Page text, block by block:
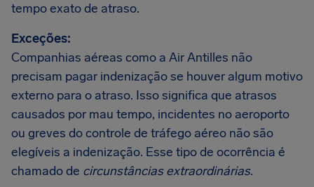
tempo exato de atraso.
Exceções:
Companhias aéreas como a Air Antilles não
precisam pagar indenização se houver algum motivo
externo para o atraso. Isso significa que atrasos
causados por mau tempo, incidentes no aeroporto
ou greves do controle de tráfego aéreo não são
elegíveis a indenização. Esse tipo de ocorrência é
chamado de circunstâncias extraordinárias.